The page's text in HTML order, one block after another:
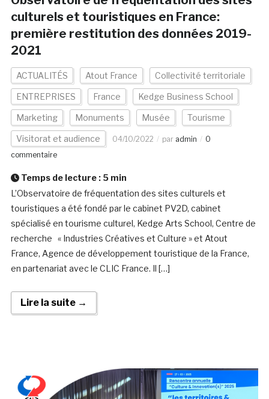
culturels et touristiques en France:
première restitution des données 2019-
2021
ACTUALITÉS Atout France Collectivité territoriale
ENTREPRISES France Kedge Business School
Marketing Monuments Musée Tourisme
Visitorat et audience 04/10/2022 par admin
0
commentaire
Temps de lecture : 5 min
L’Observatoire de fréquentation des sites culturels et
touristiques a été fondé par le cabinet PV2D, cabinet
spécialisé en tourisme culturel, Kedge Arts School, Centre de
recherche « Industries Créatives et Culture » et Atout
France, Agence de développement touristique de la France,
en partenariat avec le CLIC France. Il […]
Lire la suite →